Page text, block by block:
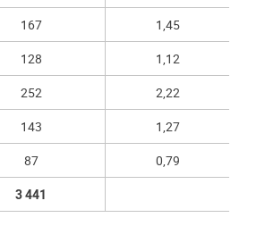
167
1,45
128
1,12
252
2,22
143
1,27
87
0,79
3 441